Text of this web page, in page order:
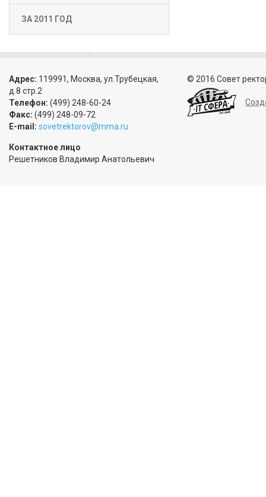
ЗА 2011 ГОД
Адрес: 119991, Москва, ул.Трубецкая,
д.8 стр.2
Телефон: (499) 248-60-24
Факс: (499) 248-09-72
E-mail: sovetrektorov@mma.ru
Контактное лицо
Решетников Владимир Анатольевич
© 2016 Совет